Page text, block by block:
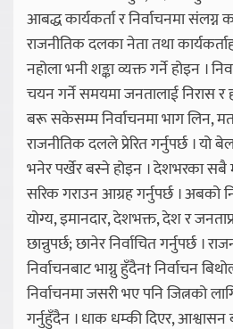
आबद्ध कार्यकर्ता र निर्वाचनमा संलग्न
राजनीतिक दलका नेता तथा
नहोला भनी शङ्का व्यक्त गर्ने होइन ।
चयन गर्ने समयमा जनतालाई निरास र
बरू सकेसम्म निर्वाचनमा भाग लिन,
राजनीतिक दलले प्रेरित गर्नुपर्छ । यो
भनेर पर्खेर बस्ने होइन । देशभरका सबै
सरिक गराउन आग्रह गर्नुपर्छ । अबको
योग्य, इमानदार, देशभक्त, देश र
छान्नुपर्छ; छानेर निर्वाचित गर्नुपर्छ ।
निर्वाचनबाट भाग्नु हुँदैन† निर्वाचन
निर्वाचनमा जसरी भए पनि जित्नको
गर्नुहुँदैन । धाक धम्की दिएर,